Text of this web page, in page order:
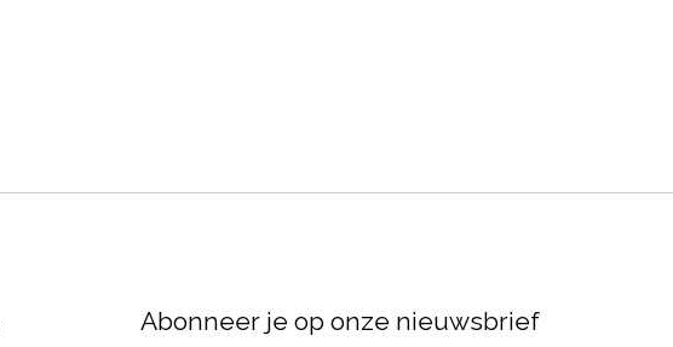
Abonneer je op onze nieuwsbrief